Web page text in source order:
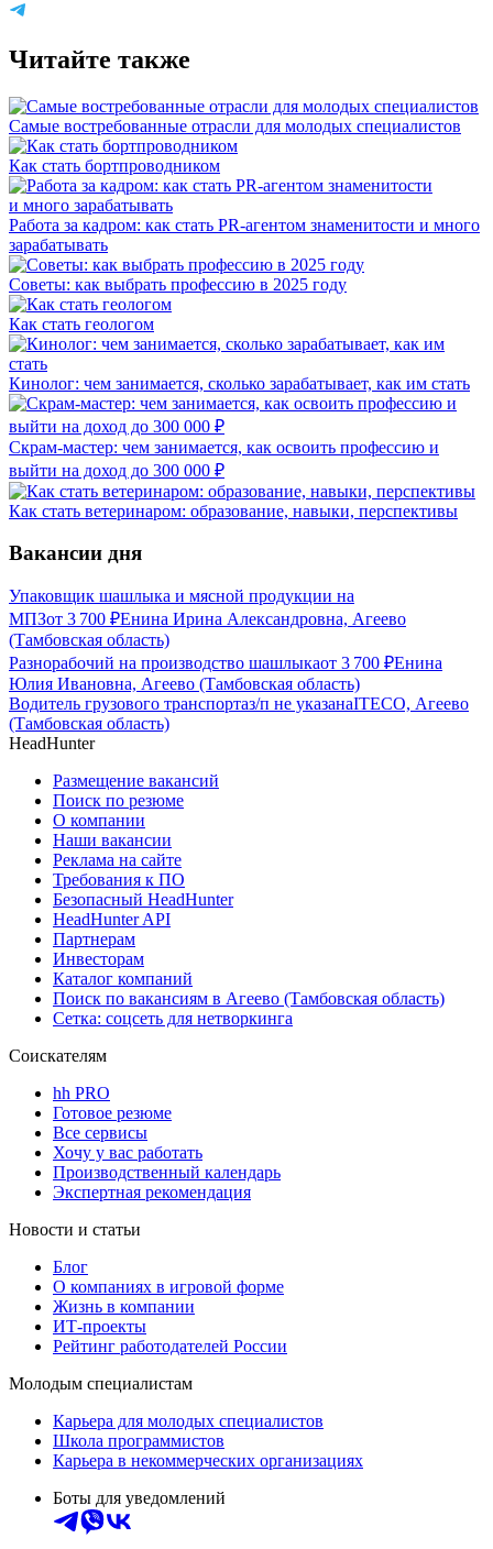
Читайте также
Самые востребованные отрасли для молодых специалистов
Как стать бортпроводником
Работа за кадром: как стать PR-агентом знаменитости и много
зарабатывать
Советы: как выбрать профессию в 2025 году
Как стать геологом
Кинолог: чем занимается, сколько зарабатывает, как им стать
Скрам-мастер: чем занимается, как освоить профессию и
выйти на доход до 300 000 ₽
Как стать ветеринаром: образование, навыки, перспективы
Вакансии дня
Упаковщик шашлыка и мясной продукции на
МПЗот 3 700 ₽Енина Ирина Александровна, Агеево
(Тамбовская область)
Разнорабочий на производство шашлыкаот 3 700 ₽Енина
Юлия Ивановна, Агеево (Тамбовская область)
Водитель грузового транспортаз/п не указанаITECO, Агеево
(Тамбовская область)
HeadHunter
Размещение вакансий
Поиск по резюме
О компании
Наши вакансии
Реклама на сайте
Требования к ПО
Безопасный HeadHunter
HeadHunter API
Партнерам
Инвесторам
Каталог компаний
Поиск по вакансиям в Агеево (Тамбовская область)
Сетка: соцсеть для нетворкинга
Соискателям
hh PRO
Готовое резюме
Все сервисы
Хочу у вас работать
Производственный календарь
Экспертная рекомендация
Новости и статьи
Блог
О компаниях в игровой форме
Жизнь в компании
ИТ-проекты
Рейтинг работодателей России
Молодым специалистам
Карьера для молодых специалистов
Школа программистов
Карьера в некоммерческих организациях
Боты для уведомлений